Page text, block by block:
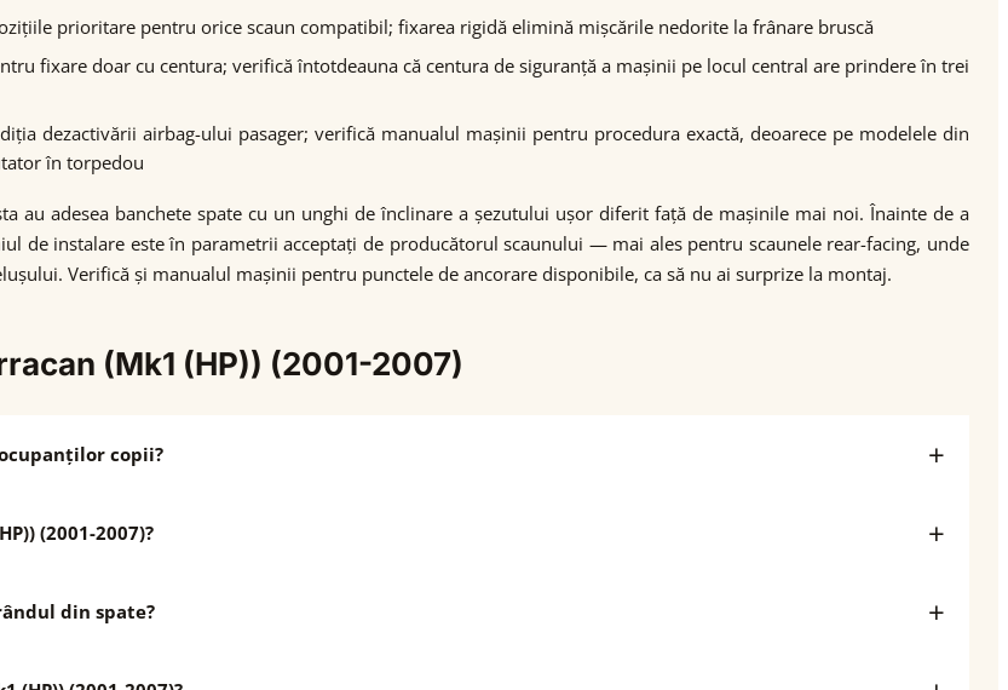
prioritare pentru orice scaun compatibil; fixarea rigidă elimină mișcările nedorite la frânare bruscă
fixare doar cu centura; verifică întotdeauna că centura de siguranță a mașinii pe locul central are prindere în trei
dezactivării airbag-ului pasager; verifică manualul mașinii pentru procedura exactă, deoarece pe modelele din
în torpedou
au adesea banchete spate cu un unghi de înclinare a șezutului ușor diferit față de mașinile mai noi. Înainte de a
de instalare este în parametrii acceptați de producătorul scaunului — mai ales pentru scaunele rear-facing, unde
Verifică și manualul mașinii pentru punctele de ancorare disponibile, ca să nu ai surprize la montaj.
(Mk1 (HP)) (2001-2007)
copii?
(2001-2007)?
din spate?